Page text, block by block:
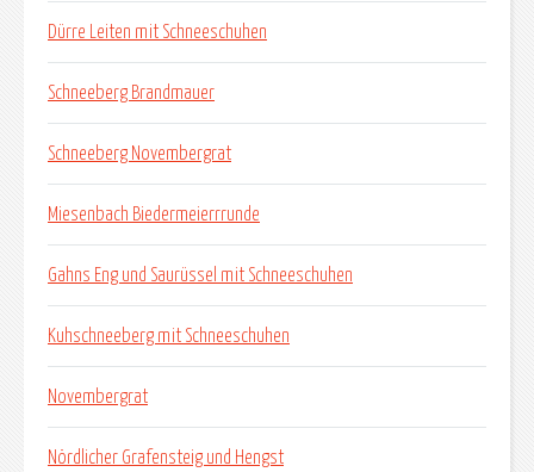
Dürre Leiten mit Schneeschuhen
Schneeberg Brandmauer
Schneeberg Novembergrat
Miesenbach Biedermeierrrunde
Gahns Eng und Saurüssel mit Schneeschuhen
Kuhschneeberg mit Schneeschuhen
Novembergrat
Nördlicher Grafensteig und Hengst